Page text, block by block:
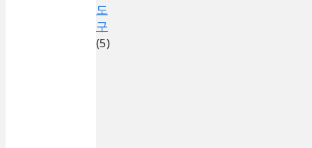
도
구
(5)